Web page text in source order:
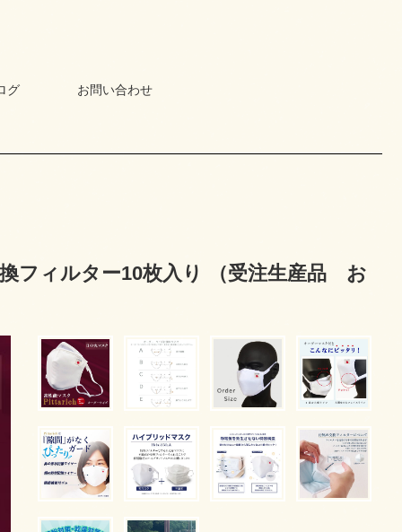
グ お問い合わせ
フィルター10枚入り （受注生産品 お